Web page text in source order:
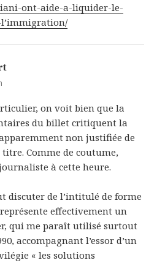
ont-aide-a-liquider-le-
l’immigration/
on voit bien que la
du billet critiquent la
non justifiée de
Comme de coutume,
à cette heure.
discuter de l’intitulé de forme
effectivement un
qui me paraît utilisé surtout
accompagnant l’essor d’un
« les solutions